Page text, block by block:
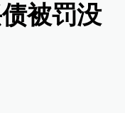
被罚没